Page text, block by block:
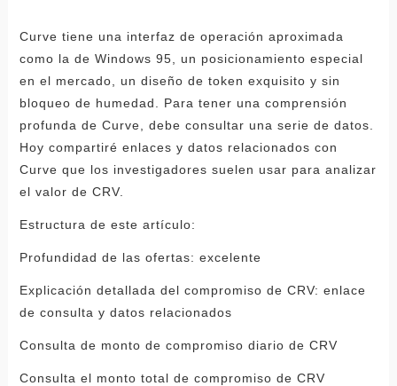
Curve tiene una interfaz de operación aproximada
como la de Windows 95, un posicionamiento especial
en el mercado, un diseño de token exquisito y sin
bloqueo de humedad. Para tener una comprensión
profunda de Curve, debe consultar una serie de datos.
Hoy compartiré enlaces y datos relacionados con
Curve que los investigadores suelen usar para analizar
el valor de CRV.
Estructura de este artículo:
Profundidad de las ofertas: excelente
Explicación detallada del compromiso de CRV: enlace
de consulta y datos relacionados
Consulta de monto de compromiso diario de CRV
Consulta el monto total de compromiso de CRV